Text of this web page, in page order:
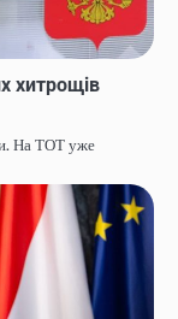
хитрощів
На ТОТ уже